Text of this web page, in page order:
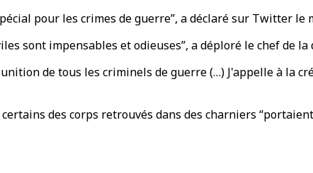
pour les crimes de guerre”, a déclaré sur Twitter le
sont impensables et odieuses”, a déploré le chef de
de tous les criminels de guerre (…) J'appelle à
des corps retrouvés dans des charniers